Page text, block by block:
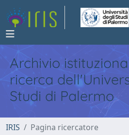
Archivio
ricerca
Studi di Palermo
IRIS Pagina ricercatore